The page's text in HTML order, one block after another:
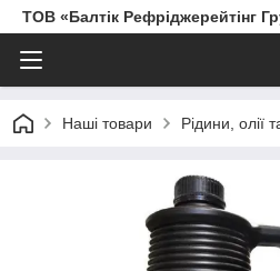
ТОВ «Балтік Рефріджерейтінг
Наші товари Рідини, олії